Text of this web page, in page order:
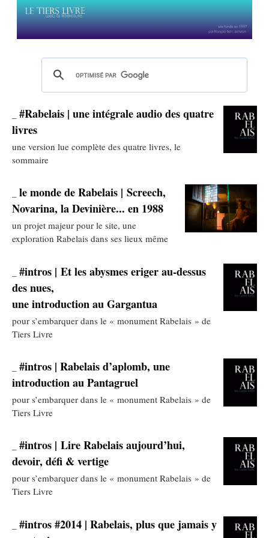
#Rabelais | une intégrale audio des quatre
livres
une version lue complète des quatre livres, le
sommaire
le monde de Rabelais | Screech,
Novarina, la Devinière... en 1988
un projet majeur pour le site, une
exploration Rabelais dans ses lieux même
#intros | Et les abysmes eriger au-dessus
des nues,
une introduction au Gargantua
pour s’embarquer dans le « monument Rabelais » de
Tiers Livre
#intros | Rabelais d’aplomb, une
introduction au Pantagruel
pour s’embarquer dans le « monument Rabelais » de
Tiers Livre
#intros | Lire Rabelais aujourd’hui,
devoir, défi & vertige
pour s’embarquer dans le « monument Rabelais » de
Tiers Livre
#intros #2014 | Rabelais, plus que jamais y